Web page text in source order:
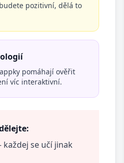
pozitivní, dělá to
pomáhají ověřit
víc interaktivní.
každej se učí jinak